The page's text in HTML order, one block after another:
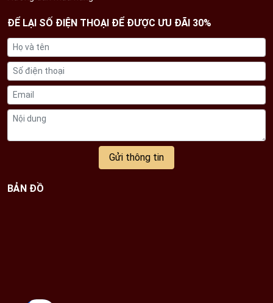
ĐỂ LẠI SỐ ĐIỆN THOẠI ĐỂ ĐƯỢC ƯU ĐÃI 30%
Gửi thông tin
BẢN ĐỒ